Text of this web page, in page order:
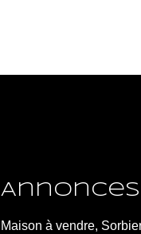
Maison à vendre,